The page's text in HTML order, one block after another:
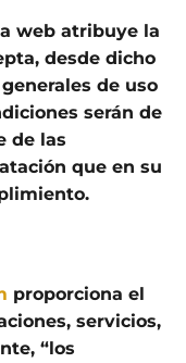
web atribuye la
desde dicho
de uso
serán de
de las
que en su
proporciona el
servicios,
“los